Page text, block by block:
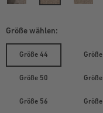
Größe wählen:
Größe 44
Größe 50
Größe 56